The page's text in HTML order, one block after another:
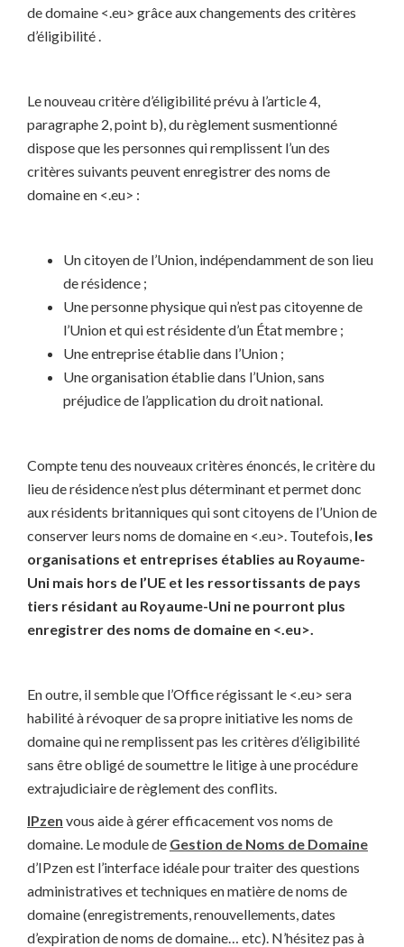
de domaine <.eu> grâce aux changements des critères
d’éligibilité .
Le nouveau critère d’éligibilité prévu à l’article 4,
paragraphe 2, point b), du règlement susmentionné
dispose que les personnes qui remplissent l’un des
critères suivants peuvent enregistrer des noms de
domaine en <.eu> :
Un citoyen de l’Union, indépendamment de son lieu
de résidence ;
Une personne physique qui n’est pas citoyenne de
l’Union et qui est résidente d’un État membre ;
Une entreprise établie dans l’Union ;
Une organisation établie dans l’Union, sans
préjudice de l’application du droit national.
Compte tenu des nouveaux critères énoncés, le critère du
lieu de résidence n’est plus déterminant et permet donc
aux résidents britanniques qui sont citoyens de l’Union de
conserver leurs noms de domaine en <.eu>. Toutefois, les
organisations et entreprises établies au Royaume-
Uni mais hors de l’UE et les ressortissants de pays
tiers résidant au Royaume-Uni ne pourront plus
enregistrer des noms de domaine en <.eu>.
En outre, il semble que l’Office régissant le <.eu> sera
habilité à révoquer de sa propre initiative les noms de
domaine qui ne remplissent pas les critères d’éligibilité
sans être obligé de soumettre le litige à une procédure
extrajudiciaire de règlement des conflits.
IPzen vous aide à gérer efficacement vos noms de
domaine. Le module de Gestion de Noms de Domaine
d’IPzen est l’interface idéale pour traiter des questions
administratives et techniques en matière de noms de
domaine (enregistrements, renouvellements, dates
d’expiration de noms de domaine… etc). N’hésitez pas à